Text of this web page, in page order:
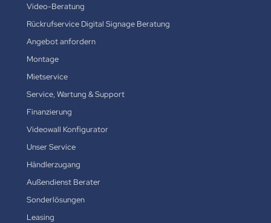
Video-Beratung
Rückrufservice Digital Signage Beratung
Angebot anfordern
Montage
Mietservice
Service, Wartung & Support
Finanzierung
Videowall Konfigurator
Unser Service
Händlerzugang
Außendienst Berater
Sonderlösungen
Leasing